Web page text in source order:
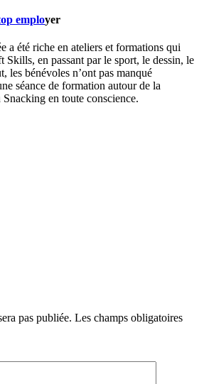
employer
a été riche en ateliers et formations qui
Skills, en passant par le sport, le dessin, le
les bénévoles n’ont pas manqué
séance de formation autour de la
en toute conscience.
pas publiée. Les champs obligatoires